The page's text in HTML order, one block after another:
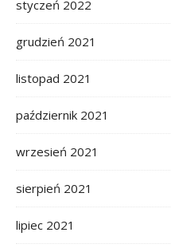
styczeń 2022
grudzień 2021
listopad 2021
październik 2021
wrzesień 2021
sierpień 2021
lipiec 2021